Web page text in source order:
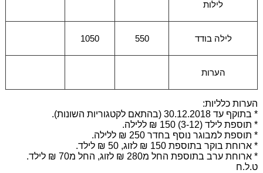
לילות
לילה בודד 550
1050
הערות
הערות כלליות:
* בתוקף עד 30.12.2018 (בהתאם לקטגוריות השונות).
* תוספת לילד (3-12) 150 ₪ ללילה.
* תוספת למבוגר נוסף בחדר 250 ₪ ללילה.
* ארוחת בוקר בתוספת 150 ₪ לזוג, 50 ₪ לילד.
* ארוחת ערב בתוספת החל מ280 ₪ לזוג, החל מ70 ₪ לילד.
ט.ל.ח